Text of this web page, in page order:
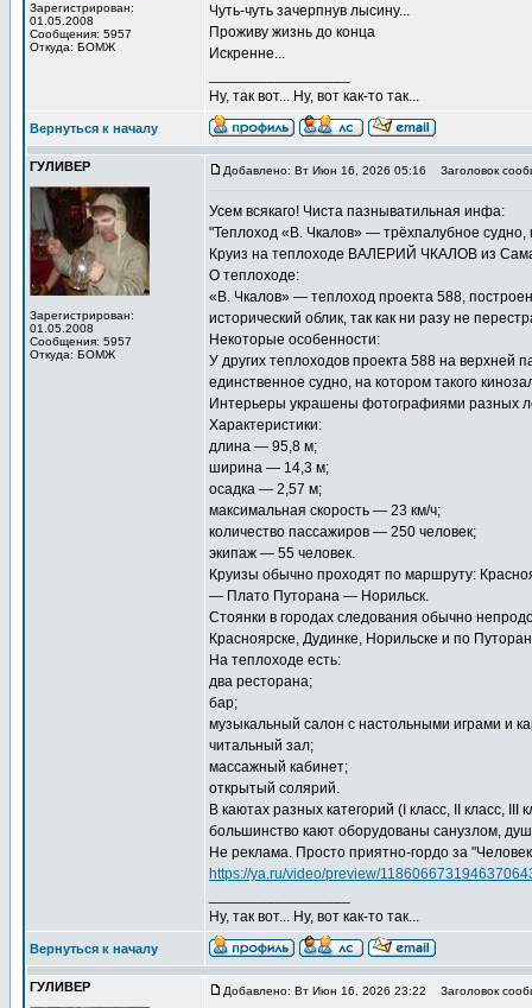
Зарегистрирован:
01.05.2008
Сообщения: 5957
Откуда: БОМЖ
Чуть-чуть зачерпнув лысину...
Проживу жизнь до конца
Искренне...
Ну, так вот... Ну, вот как-то так...
Вернуться к началу
ГУЛИВЕР
Зарегистрирован:
01.05.2008
Сообщения: 5957
Откуда: БОМЖ
Добавлено: Вт Июн 16, 2026 05:16 Заголовок
Усем всякаго! Чиста пазныватильная инфа:
"Теплоход «В. Чкалов» — трёхпалубное
Круиз на теплоходе ВАЛЕРИЙ ЧКАЛОВ из
О теплоходе:
«В. Чкалов» — теплоход проекта 588,
исторический облик, так как ни разу не
Некоторые особенности:
У других теплоходов проекта 588 на
единственное судно, на котором такого
Интерьеры украшены фотографиями разных
Характеристики:
длина — 95,8 м;
ширина — 14,3 м;
осадка — 2,57 м;
максимальная скорость — 23 км/ч;
количество пассажиров — 250 человек;
экипаж — 55 человек.
Круизы обычно проходят по маршруту:
— Плато Путорана — Норильск.
Стоянки в городах следования обычно
Красноярске, Дудинке, Норильске и по
На теплоходе есть:
два ресторана;
бар;
музыкальный салон с настольными играми и
читальный зал;
массажный кабинет;
открытый солярий.
В каютах разных категорий (I класс, II класс,
большинство кают оборудованы санузлом,
Не реклама. Просто приятно-гордо за
https://ya.ru/video/preview/
Ну, так вот... Ну, вот как-то так...
Вернуться к началу
ГУЛИВЕР Добавлено: Вт Июн 16, 2026 23:22 Заголовок